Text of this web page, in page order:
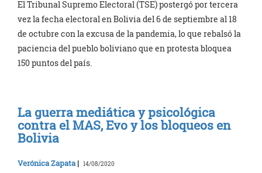
El Tribunal Supremo Electoral (TSE) postergó por tercera
vez la fecha electoral en Bolivia del 6 de septiembre al 18
de octubre con la excusa de la pandemia, lo que rebalsó la
paciencia del pueblo boliviano que en protesta bloquea
150 puntos del país.
La guerra mediática y psicológica
contra el MAS, Evo y los bloqueos en
Bolivia
Verónica Zapata | 14/08/2020